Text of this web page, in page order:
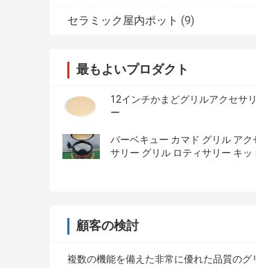
セラミック屋内ポット (9)
最もよいプロダクト
12インチかまどグリルアクセサリ
ー
バーベキュー カマド グリル アク
サリー グリル ロティサリー キッ
顧客の検討
複数の機能を備えた非常に優れた品質のグ